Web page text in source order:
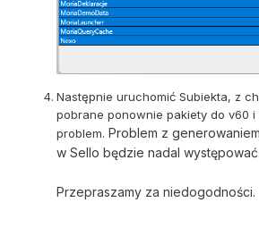
Następnie uruchomić Subiekta, z
pobrane ponownie pakiety do v60 i
problem. Problem z
w Sello będzie nadal występować.
Przepraszamy za niedogodności.